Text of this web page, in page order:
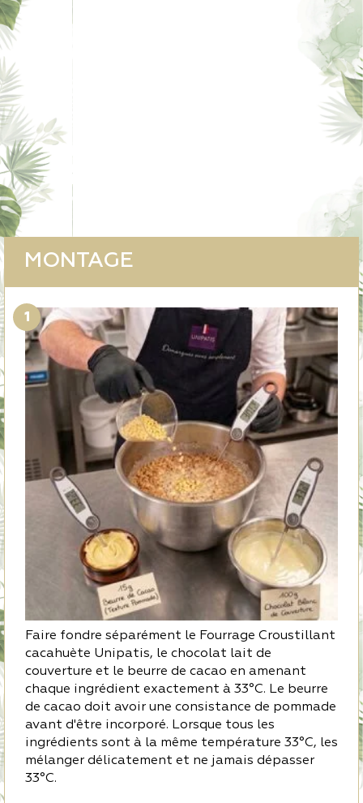
MONTAGE
1
Faire fondre séparément le Fourrage Croustillant
cacahuète Unipatis, le chocolat lait de
couverture et le beurre de cacao en amenant
chaque ingrédient exactement à 33°C. Le beurre
de cacao doit avoir une consistance de pommade
avant d'être incorporé. Lorsque tous les
ingrédients sont à la même température 33°C, les
mélanger délicatement et ne jamais dépasser
33°C.